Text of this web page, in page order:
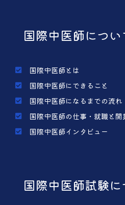
国際中医師につい
国際中医師とは
国際中医師にできること
国際中医師になるまでの流れ
国際中医師の仕事・就職と開
国際中医師インタビュー
国際中医師試験に